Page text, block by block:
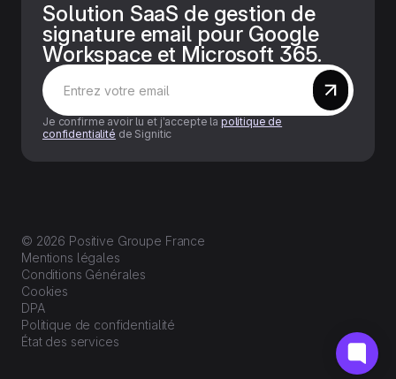
Solution SaaS de gestion de
signature email pour Google
Workspace et Microsoft 365.
Je confirme avoir lu et j’accepte la politique de
confidentialité de Signitic
© 2026 Positive Groupe France
Mentions légales
Conditions Générales
Cookies
DPA
Politique de confidentialité
État des services